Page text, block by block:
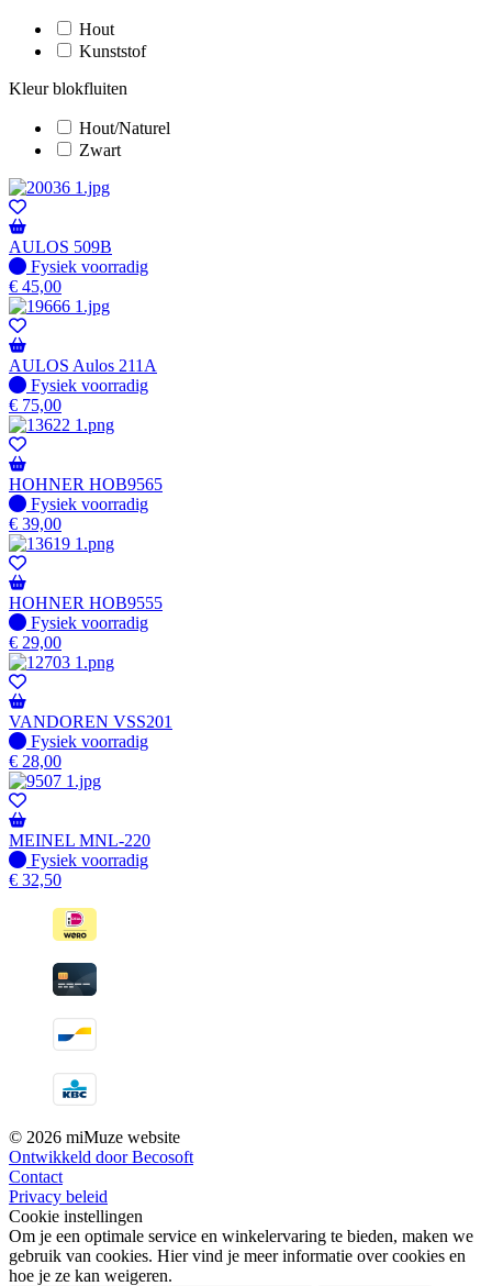
Hout
Kunststof
Kleur blokfluiten
Hout/Naturel
Zwart
AULOS 509B
Fysiek voorradig
Fysiek voorradig
€ 45,00
AULOS Aulos 211A
Fysiek voorradig
Fysiek voorradig
€ 75,00
HOHNER HOB9565
Fysiek voorradig
Fysiek voorradig
€ 39,00
HOHNER HOB9555
Fysiek voorradig
Fysiek voorradig
€ 29,00
VANDOREN VSS201
Fysiek voorradig
Fysiek voorradig
€ 28,00
MEINEL MNL-220
Fysiek voorradig
Fysiek voorradig
€ 32,50
© 2026 miMuze website
Ontwikkeld door Becosoft
Contact
Privacy beleid
Cookie instellingen
Om je een optimale service en winkelervaring te bieden, maken we
gebruik van cookies. Hier vind je meer informatie over cookies en
hoe je ze kan weigeren.